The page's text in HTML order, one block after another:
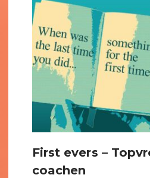
First evers –
coachen